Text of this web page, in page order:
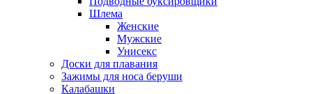
Шлема
Женские
Мужские
Унисекс
Доски для плавания
Зажимы для носа беруши
Калабашки